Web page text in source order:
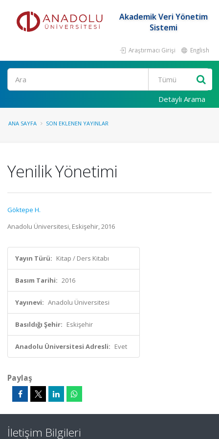
Akademik Veri Yönetim
Sistemi
Araştırmacı Girişi English
Ara
Detaylı Arama
ANA SAYFA SON EKLENEN YAYINLAR
Yenilik Yönetimi
Göktepe H.
Anadolu Üniversitesi, Eskişehir, 2016
Yayın Türü: Kitap / Ders Kitabı
Basım Tarihi: 2016
Yayınevi: Anadolu Üniversitesi
Basıldığı Şehir: Eskişehir
Anadolu Üniversitesi Adresli: Evet
Paylaş
İletişim Bilgileri